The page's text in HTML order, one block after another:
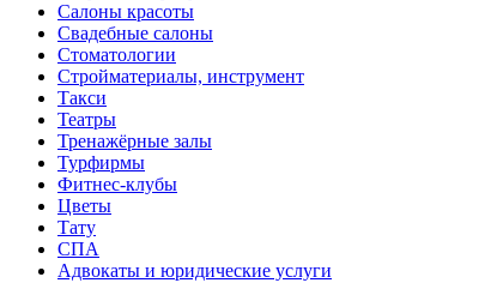
Салоны красоты
Свадебные салоны
Стоматологии
Стройматериалы, инструмент
Такси
Театры
Тренажёрные залы
Турфирмы
Фитнес-клубы
Цветы
Тату
СПА
Адвокаты и юридические услуги